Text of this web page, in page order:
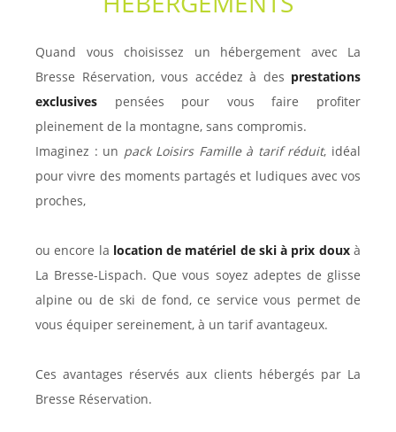
Quand vous choisissez un hébergement avec La
Bresse Réservation, vous accédez à des prestations
exclusives pensées pour vous faire profiter
pleinement de la montagne, sans compromis.
Imaginez : un pack Loisirs Famille à tarif réduit, idéal
pour vivre des moments partagés et ludiques avec vos
proches,
ou encore la location de matériel de ski à prix douxà
La Bresse-Lispach. Que vous soyez adeptes de glisse
alpine ou de ski de fond, ce service vous permet de
vous équiper sereinement, à un tarif avantageux.
Ces avantages réservés aux clients hébergés par La
Bresse Réservation.